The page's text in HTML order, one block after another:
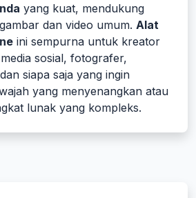
yang kuat, mendukung
dan video umum. Alat
ini sempurna untuk kreator
sosial, fotografer,
siapa saja yang ingin
yang menyenangkan atau
lunak yang kompleks.